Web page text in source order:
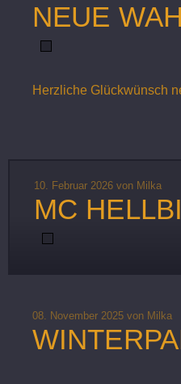
NEUE
Herzliche Glückwünsch
10. Februar 2026 von Milka
MC
08. November 2025 von Milka